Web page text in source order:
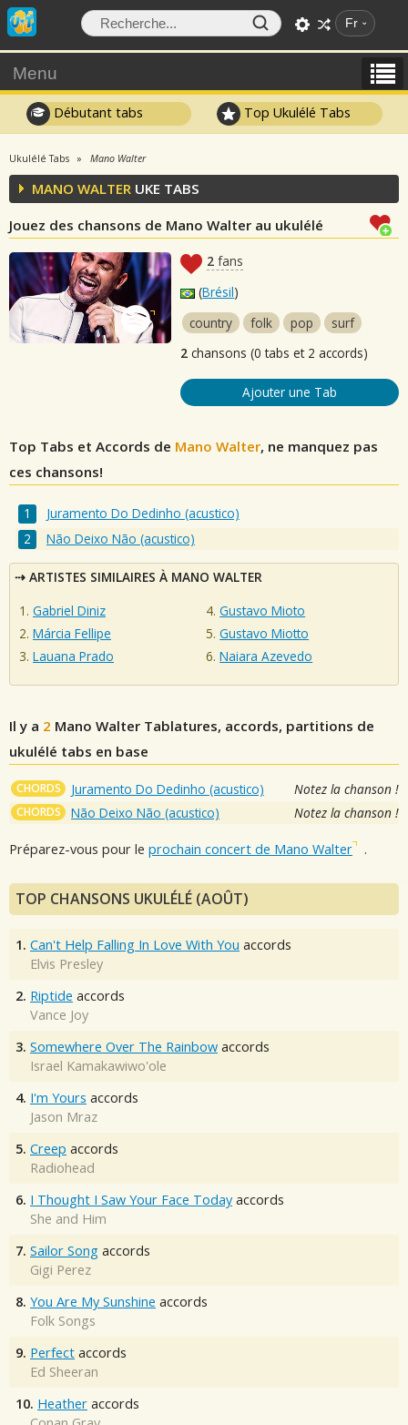
Fr
Menu
Débutant tabs Top Ukulélé Tabs
Ukulélé Tabs Mano Walter
MANO WALTER UKE TABS
Jouez des chansons de Mano Walter au ukulélé
2 fans
(Brésil)
country
folk pop
surf
2 chansons (0 tabs et 2 accords)
Ajouter une Tab
Top Tabs et Accords de Mano Walter, ne manquez pas
ces chansons!
Juramento Do Dedinho (acustico)
Não Deixo Não (acustico)
ARTISTES SIMILAIRES À MANO WALTER
Gabriel Diniz
Márcia Fellipe
Lauana Prado
Gustavo Mioto
Gustavo Miotto
Naiara Azevedo
Il y a 2 Mano Walter Tablatures, accords, partitions de
ukulélé tabs en base
CHORDS Juramento Do Dedinho (acustico) Notez la chanson !
CHORDS Não Deixo Não (acustico) Notez la chanson !
Préparez-vous pour le prochain concert de Mano Walter .
TOP CHANSONS UKULÉLÉ (AOÛT)
1. Can't Help Falling In Love With You accords
Elvis Presley
2. Riptide accords
Vance Joy
3. Somewhere Over The Rainbow accords
Israel Kamakawiwo'ole
4. I'm Yours accords
Jason Mraz
5. Creep accords
Radiohead
6. I Thought I Saw Your Face Today accords
She and Him
7. Sailor Song accords
Gigi Perez
8. You Are My Sunshine accords
Folk Songs
9. Perfect accords
Ed Sheeran
10. Heather accords